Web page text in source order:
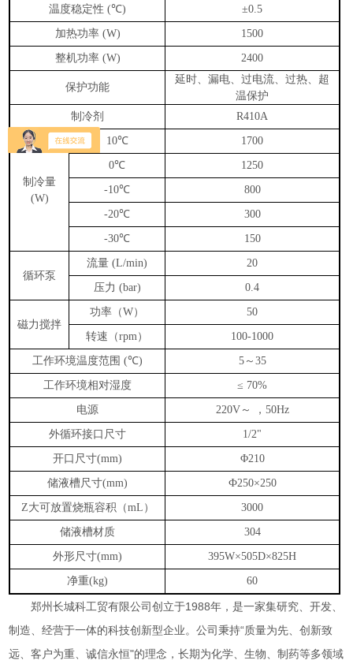
温度稳定性 (℃) ±0.5
加热功率(W) 1500
整机功率(W) 2400
保护功能
延时、漏电、过电流、过热、超
温保护
制冷剂
R410A
制冷量
(W)
10℃ 1700
0℃ 1250
-10℃ 800
-20℃ 300
-30℃ 150
循环泵
流量 (L/min) 20
压力 (bar) 0.4
磁力搅拌
功率（W） 50
转速（rpm） 100-1000
工作环境温度范围 (℃) 5～ 35
工作环境相对湿度 ≤ 70%
电源 220V～ ， 50Hz
外循环接口尺寸 1/2"
开口尺寸(mm) Φ210
储液槽尺寸(mm) Ф250×250
Z大可放置烧瓶容积（mL ） 3000
储液槽材质 304
外形尺寸(mm) 395W×505D×825H
净重(kg) 60
郑州长城科工贸有限公司创立于1988年，是一家集研究、开发、
制造、经营于一体的科技创新型企业。公司秉持“质量为先、创新致
远、客户为重、诚信永恒"的理念，长期为化学、生物、制药等多领域